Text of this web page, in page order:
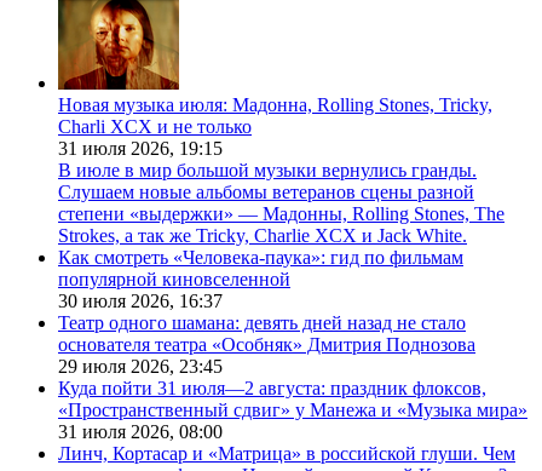
Новая музыка июля: Мадонна, Rolling Stones, Tricky,
Charli XCX и не только
31 июля 2026, 19:15
В июле в мир большой музыки вернулись гранды.
Слушаем новые альбомы ветеранов сцены разной
степени «выдержки» — Мадонны, Rolling Stones, The
Strokes, а так же Tricky, Charlie XCX и Jack White.
Как смотреть «Человека-паука»: гид по фильмам
популярной киновселенной
30 июля 2026, 16:37
Театр одного шамана: девять дней назад не стало
основателя театра «Особняк» Дмитрия Поднозова
29 июля 2026, 23:45
Куда пойти 31 июля—2 августа: праздник флоксов,
«Пространственный сдвиг» у Манежа и «Музыка мира»
31 июля 2026, 08:00
Линч, Кортасар и «Матрица» в российской глуши. Чем